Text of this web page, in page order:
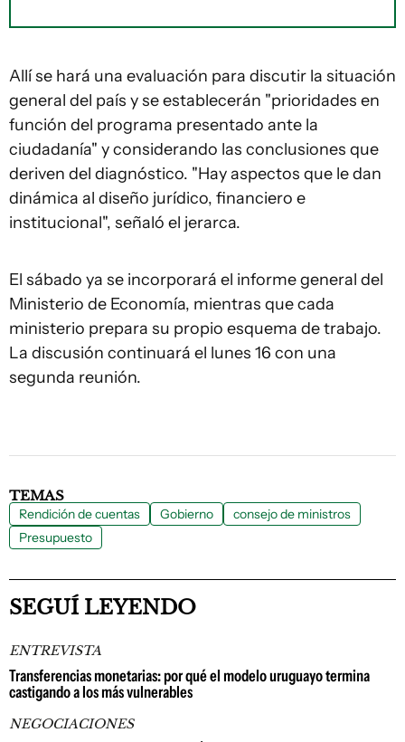
Allí se hará una evaluación para discutir la situación
general del país y se establecerán "prioridades en
función del programa presentado ante la
ciudadanía" y considerando las conclusiones que
deriven del diagnóstico. "Hay aspectos que le dan
dinámica al diseño jurídico, financiero e
institucional", señaló el jerarca.
El sábado ya se incorporará el informe general del
Ministerio de Economía, mientras que cada
ministerio prepara su propio esquema de trabajo.
La discusión continuará el lunes 16 con una
segunda reunión.
TEMAS
Rendición de cuentas Gobierno
consejo de ministros
Presupuesto
SEGUÍ LEYENDO
ENTREVISTA
Transferencias monetarias: por qué el modelo uruguayo termina
castigando a los más vulnerables
NEGOCIACIONES